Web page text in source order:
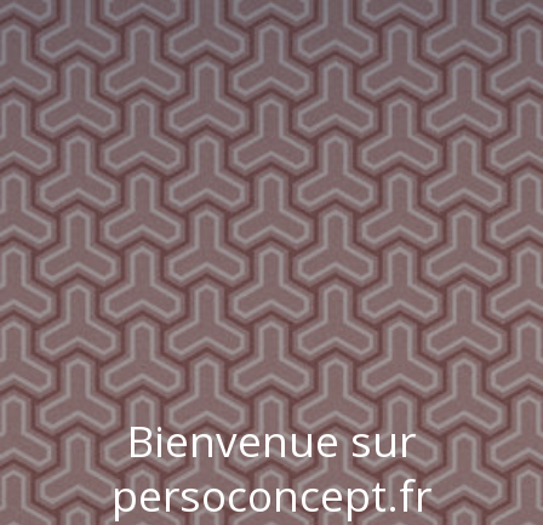
Bienvenue sur
persoconcept.fr